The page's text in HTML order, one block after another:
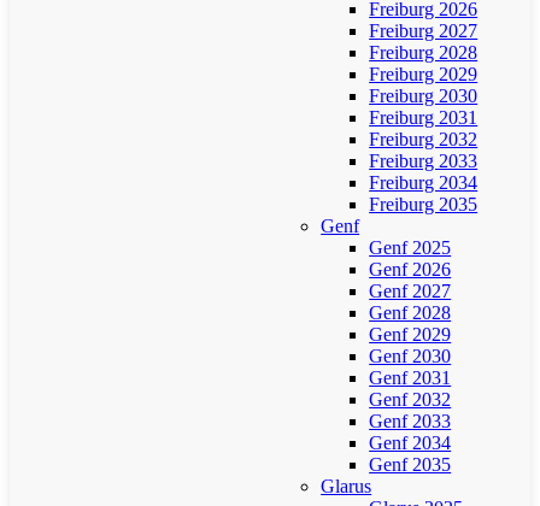
Freiburg 2026
Freiburg 2027
Freiburg 2028
Freiburg 2029
Freiburg 2030
Freiburg 2031
Freiburg 2032
Freiburg 2033
Freiburg 2034
Freiburg 2035
Genf
Genf 2025
Genf 2026
Genf 2027
Genf 2028
Genf 2029
Genf 2030
Genf 2031
Genf 2032
Genf 2033
Genf 2034
Genf 2035
Glarus